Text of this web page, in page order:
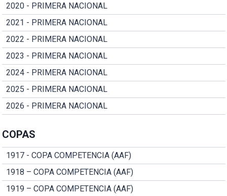
2020 - PRIMERA NACIONAL
2021 - PRIMERA NACIONAL
2022 - PRIMERA NACIONAL
2023 - PRIMERA NACIONAL
2024 - PRIMERA NACIONAL
2025 - PRIMERA NACIONAL
2026 - PRIMERA NACIONAL
COPAS
1917 - COPA COMPETENCIA (AAF)
1918 – COPA COMPETENCIA (AAF)
1919 – COPA COMPETENCIA (AAF)